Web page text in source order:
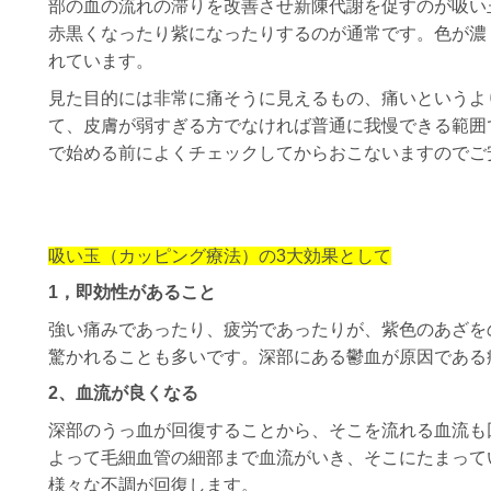
部の血の流れの滞りを改善させ新陳代謝を促すのが吸
赤黒くなったり紫になったりするのが通常です。色が
れています。
見た目的には非常に痛そうに見えるもの、痛いという
て、皮膚が弱すぎる方でなければ普通に我慢できる範
で始める前によくチェックしてからおこないますので
吸い玉（カッピング療法）の3大効果として
1， 即効性があること
強い痛みであったり、疲労であったりが、紫色のあざ
驚かれることも多いです。深部にある鬱血が原因であ
2、血流が良くなる
深部のうっ血が回復することから、そこを流れる血流
よって毛細血管の細部まで血流がいき、そこにたまっ
様々な不調が回復します。